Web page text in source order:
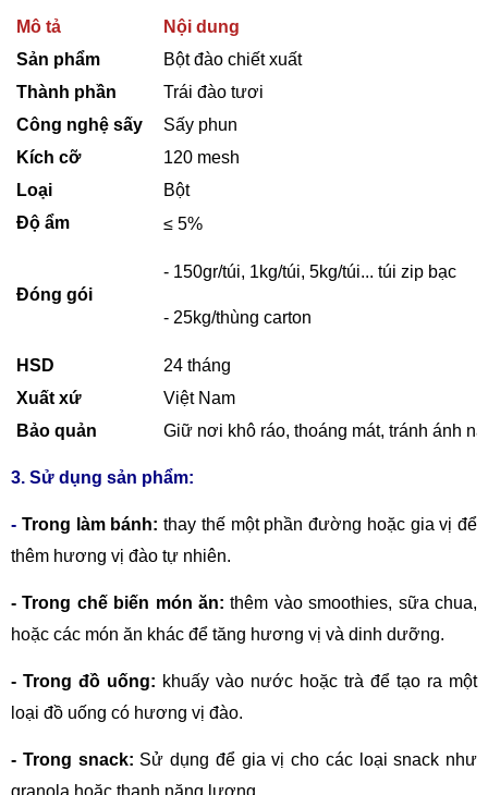
Mô tả
Nội dung
Sản phẩm
Bột đào chiết xuất
Thành phần
Trái đào tươi
Công nghệ sấy
Sấy phun
Kích cỡ
120 mesh
Loại
Bột
Độ ẩm
≤ 5%
Đóng gói
- 150gr/túi, 1kg/túi, 5kg/túi... túi zip bạc
- 25kg/thùng carton
HSD
24 tháng
Xuất xứ
Việt Nam
Bảo quản
Giữ nơi khô ráo, thoáng mát, tránh ánh
3. Sử dụng sản phẩm:
- Trong làm bánh: thay thế một phần đường hoặc gia vị để
thêm hương vị đào tự nhiên.
-Trong chế biến món ăn:thêm vào smoothies, sữa chua,
hoặc các món ăn khác để tăng hương vị và dinh dưỡng.
- Trong đồ uống: khuấy vào nước hoặc trà để tạo ra một
loại đồ uống có hương vị đào.
- Trong snack: Sử dụng để gia vị cho các loại snack như
granola hoặc thanh năng lượng.